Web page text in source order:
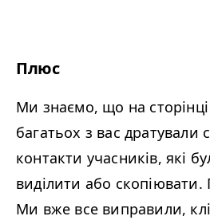
Плюс
Ми знаємо, що на
багатьох з вас дратували
контакти учасників, які
виділити або
Ми вже все виправили,